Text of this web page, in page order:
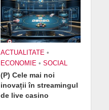
ACTUALITATE •
ECONOMIE • SOCIAL
(P) Cele mai noi
inovații în streamingul
de live casino